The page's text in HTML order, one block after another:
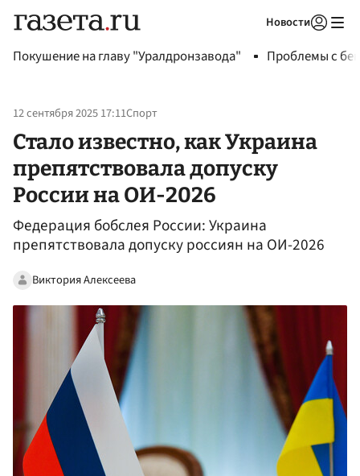
Новости
Покушение на главу "Уралдронзавода" Проблемы с
12 сентября 2025 17:11Спорт
Стало известно, как Украина
препятствовала допуску
России на ОИ-2026
Федерация бобслея России: Украина
препятствовала допуску россиян на ОИ-2026
Виктория Алексеева